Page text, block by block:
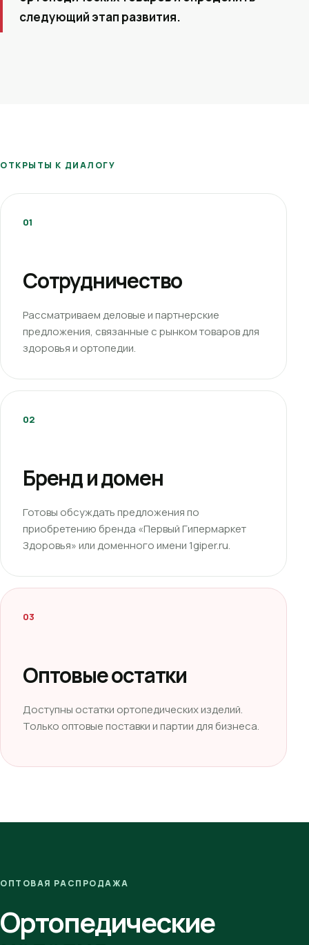
следующий этап развития.
ОТКРЫТЫ К ДИАЛОГУ
01
Сотрудничество
Рассматриваем деловые и партнерские
предложения, связанные с рынком товаров для
здоровья и ортопедии.
02
Бренд и домен
Готовы обсуждать предложения по
приобретению бренда «Первый Гипермаркет
Здоровья» или доменного имени 1giper.ru.
03
Оптовые остатки
Доступны остатки ортопедических изделий.
Только оптовые поставки и партии для бизнеса.
ОПТОВАЯ РАСПРОДАЖА
Ортопедические